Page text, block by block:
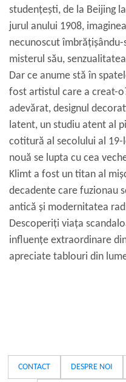
studențești, de la Beijing
jurul anului 1908,
necunoscut
misterul său,
Dar ce anume stă în
fost artistul care a creat-
adevărat, designul
latent, un studiu atent al
cotitură al secolului al 19-
nouă se lupta cu cea
Klimt a fost un titan al
decadente care fuzionau
antică și modernitatea
Descoperiți viața
influențe extraordinare
apreciate tablouri din
CONTACT DESPRE NOI